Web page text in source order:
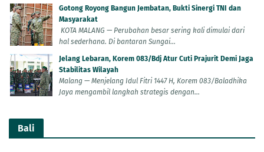
Gotong Royong Bangun Jembatan, Bukti Sinergi TNI dan
Masyarakat
KOTA MALANG — Perubahan besar sering kali dimulai dari
hal sederhana. Di bantaran Sungai...
Jelang Lebaran, Korem 083/Bdj Atur Cuti Prajurit Demi Jaga
Stabilitas Wilayah
Malang — Menjelang Idul Fitri 1447 H, Korem 083/Baladhika
Jaya mengambil langkah strategis dengan...
Bali